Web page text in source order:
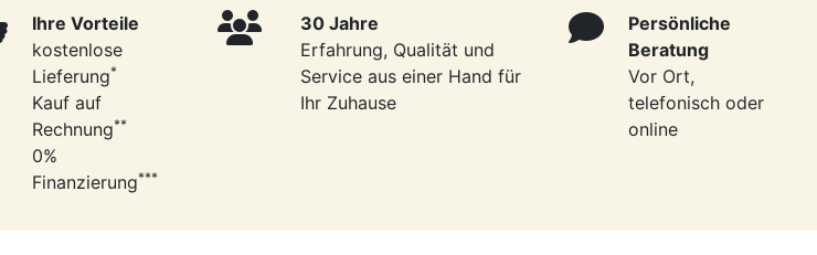
Ihre Vorteile
kostenlose
Lieferung*
Kauf auf
Rechnung**
0%
Finanzierung***
30 Jahre
Erfahrung, Qualität und
Service aus einer Hand für
Ihr Zuhause
Persönliche
Beratung
Vor Ort,
telefonisch oder
online